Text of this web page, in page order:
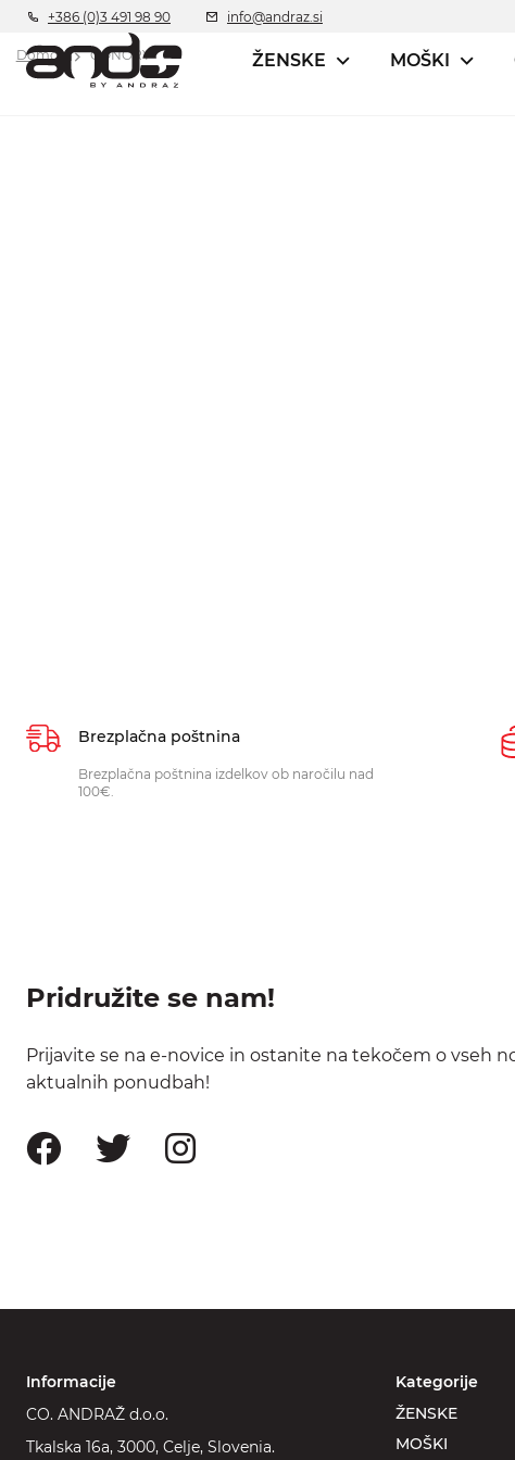
+386 (0)3 491 98 90 info@andraz.si
ŽENSKE MOŠKI
Domov CONORY
Brezplačna poštnina
Brezplačna poštnina izdelkov ob naročilu nad
100€.
Pridružite se nam!
Prijavite se na e-novice in ostanite na tekočem o vseh
aktualnih ponudbah!
Informacije
CO. ANDRAŽ d.o.o.
Tkalska 16a, 3000, Celje, Slovenia.
Kategorije
ŽENSKE
MOŠKI